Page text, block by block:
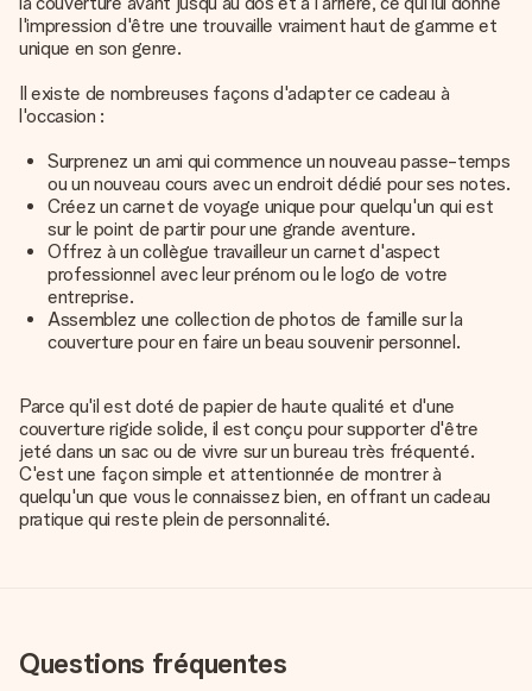
l'impression d'être une trouvaille vraiment haut de gamme et
unique en son genre.
Il existe de nombreuses façons d'adapter ce cadeau à
l'occasion :
Surprenez un ami qui commence un nouveau passe-temps
ou un nouveau cours avec un endroit dédié pour ses notes.
Créez un carnet de voyage unique pour quelqu'un qui est
sur le point de partir pour une grande aventure.
Offrez à un collègue travailleur un carnet d'aspect
professionnel avec leur prénom ou le logo de votre
entreprise.
Assemblez une collection de photos de famille sur la
couverture pour en faire un beau souvenir personnel.
Parce qu'il est doté de papier de haute qualité et d'une
couverture rigide solide, il est conçu pour supporter d'être
jeté dans un sac ou de vivre sur un bureau très fréquenté.
C'est une façon simple et attentionnée de montrer à
quelqu'un que vous le connaissez bien, en offrant un cadeau
pratique qui reste plein de personnalité.
Questions fréquentes